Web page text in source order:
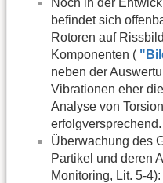
befindet sich
Rotoren auf
Komponenten (
neben der
Vibrationen eher
Analyse von
erfolgversprechend.
Überwachung des
Partikel und deren
Monitoring, Lit. 5-